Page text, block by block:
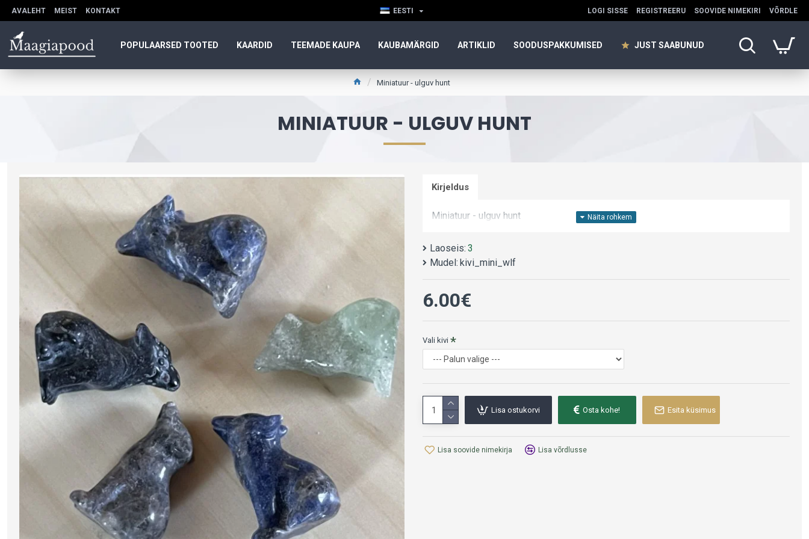
AVALEHT MEIST KONTAKT EESTI LOGI SISSE REGISTREERU SOOVIDE NIMEKIRI VÕRDLE
POPULAARSED TOOTED KAARDID TEEMADE KAUPA KAUBAMÄRGID ARTIKLID SOODUSPAKKUMISED JUST SAABUNUD
Miniatuur - ulguv hunt
MINIATUUR - ULGUV HUNT
Kirjeldus
Miniatuur - ulguv hunt
Laoseis: 3
Mudel: kivi_mini_wlf
6.00€
Vali kivi
Lisa ostukorvi Osta kohe! Esita küsimus
Lisa soovide nimekirja Lisa võrdlusse